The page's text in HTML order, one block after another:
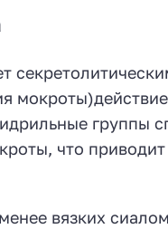
группы
что
вязких